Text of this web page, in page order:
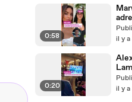
son
0:58
à
0:20